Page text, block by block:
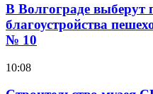
В Волгограде выберут
благоустройства
№ 10
10:08